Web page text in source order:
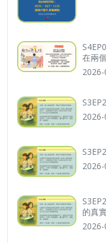
在兩
2026-
的真